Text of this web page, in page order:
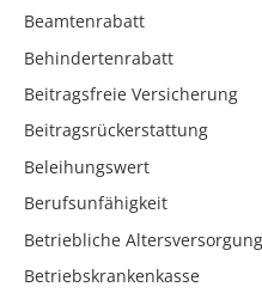
Beamtenrabatt
Behindertenrabatt
Beitragsfreie Versicherung
Beitragsrückerstattung
Beleihungswert
Berufsunfähigkeit
Betriebliche Altersversorgung
Betriebskrankenkasse